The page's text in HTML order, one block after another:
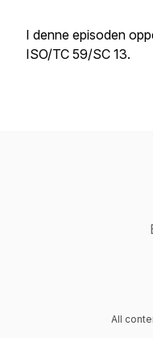
I denne episoden
ISO/TC 59/SC 13.
All